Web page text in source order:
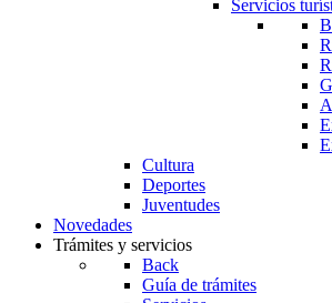
Servicios
Cultura
Deportes
Juventudes
Novedades
Trámites y servicios
Back
Guía de trámites